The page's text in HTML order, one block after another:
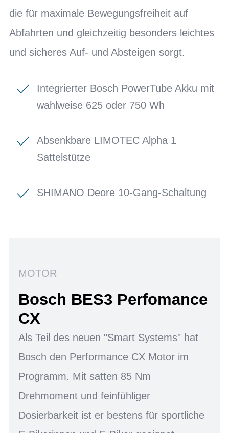
die für maximale Bewegungsfreiheit auf
Abfahrten und gleichzeitig besonders leichtes
und sicheres Auf- und Absteigen sorgt.
Integrierter Bosch PowerTube Akku mit
wahlweise 625 oder 750 Wh
Absenkbare LIMOTEC Alpha 1
Sattelstütze
SHIMANO Deore 10-Gang-Schaltung
MOTOR
Bosch BES3 Perfomance
CX
Als Teil des neuen "Smart Systems" hat
Bosch den Performance CX Motor im
Programm. Mit satten 85 Nm
Drehmoment und feinfühliger
Dosierbarkeit ist er bestens für sportliche